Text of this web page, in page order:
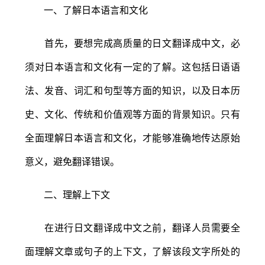
一、了解日本语言和文化
首先，要想完成高质量的日文翻译成中文，必
须对日本语言和文化有一定的了解。这包括日语语
法、发音、词汇和句型等方面的知识，以及日本历
史、文化、传统和价值观等方面的背景知识。只有
全面理解日本语言和文化，才能够准确地传达原始
意义，避免翻译错误。
二、理解上下文
在进行日文翻译成中文之前，翻译人员需要全
面理解文章或句子的上下文，了解该段文字所处的